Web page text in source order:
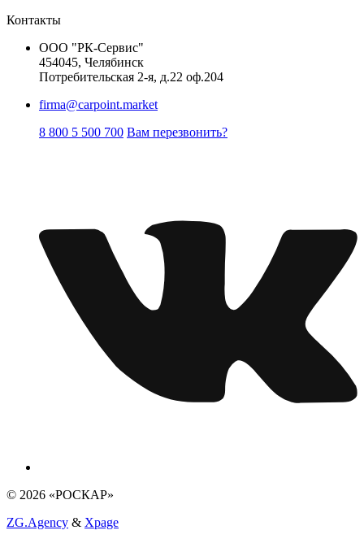
Контакты
ООО "РК-Сервис"
454045, Челябинск
Потребительская 2-я, д.22 оф.204
firma@carpoint.market
8 800 5 500 700 Вам перезвонить?
© 2026 «РОСКАР»
ZG.Agency & Xpage